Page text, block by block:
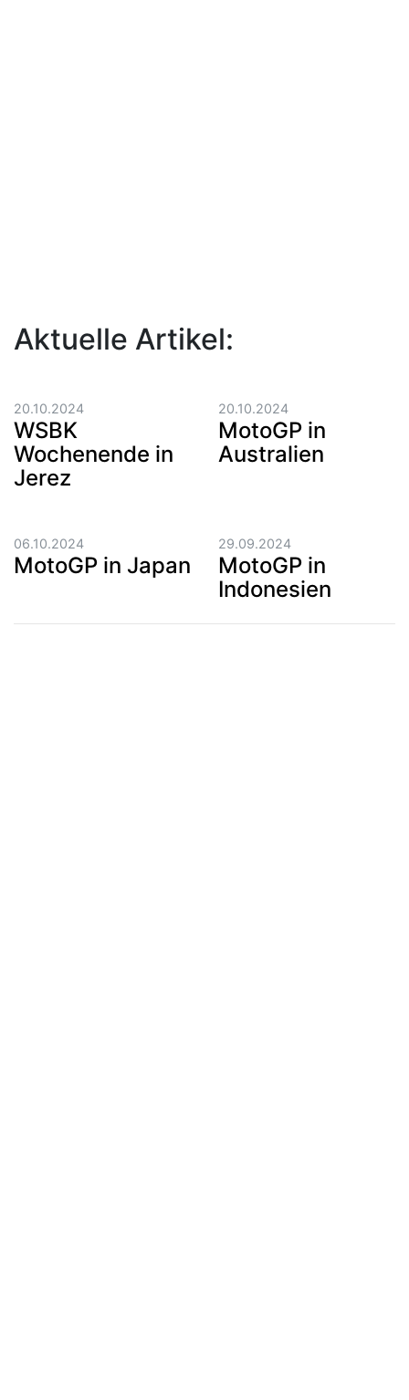
Aktuelle Artikel:
20.10.2024
WSBK
Wochenende in
Jerez
20.10.2024
MotoGP in
Australien
06.10.2024
MotoGP in Japan
29.09.2024
MotoGP in
Indonesien